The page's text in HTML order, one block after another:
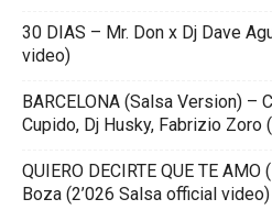
30 DIAS – Mr. Don x Dj Dave
video)
BARCELONA (Salsa Version) –
Cupido, Dj Husky, Fabrizio
QUIERO DECIRTE QUE TE
Boza (2’026 Salsa official video)